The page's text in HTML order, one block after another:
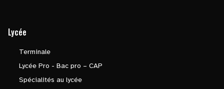
Lycée
Terminale
Lycée Pro - Bac pro – CAP
Spécialités au lycée